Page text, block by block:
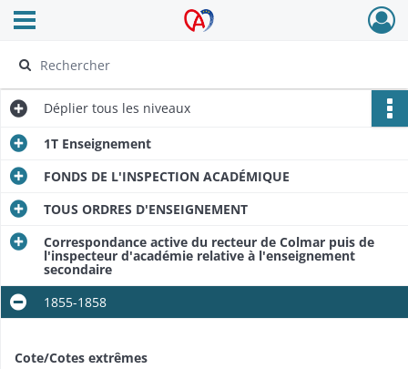
Archives Alsace - Colmar
Ouvrir le menu déroulant
Déplier tous les niveaux
1T Enseignement
FONDS DE L'INSPECTION ACADÉMIQUE
TOUS ORDRES D'ENSEIGNEMENT
Correspondance active du recteur de Colmar puis de
l'inspecteur d'académie relative à l'enseignement
secondaire
1855-1858
Cote/Cotes extrêmes